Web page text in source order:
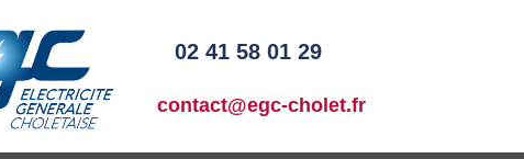
02 41 58 01 29
contact@egc-cholet.fr